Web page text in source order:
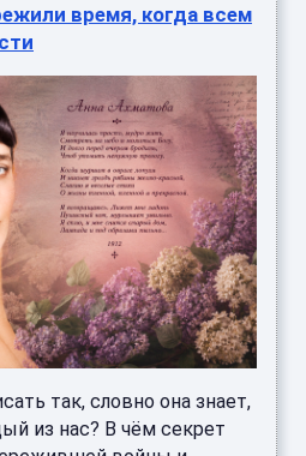
время, когда всем
так, словно она знает,
из нас? В чём секрет